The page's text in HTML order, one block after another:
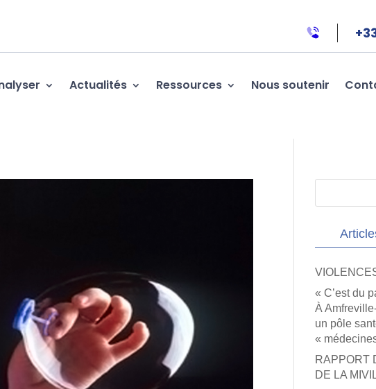
Actualités Ressources Nous soutenir
« C’est du
À
un pôle
«
RAPPORT
DE LA